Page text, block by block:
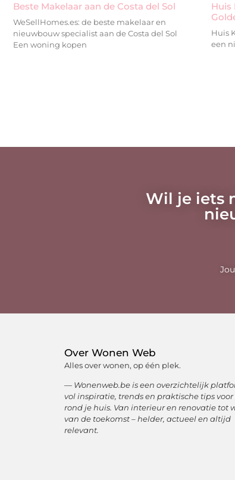
Beste Makelaar aan de Costa del Sol
WeSellHomes.es: de beste makelaar en
nieuwbouw specialist aan de Costa del Sol
Een woning kopen
Huis
Huis
een
Wil je iets
Over Wonen Web
Alles over wonen, op één plek.
— Wonenweb.be is een overzichtelijk
vol inspiratie, trends en praktische tips voor
rond je huis. Van interieur en renovatie tot
van de toekomst – helder, actueel en altijd
relevant.